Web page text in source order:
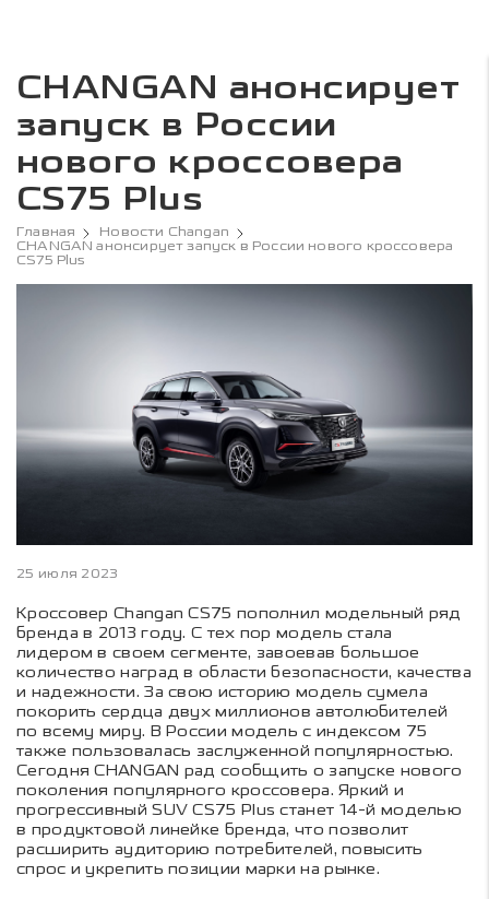
CHANGAN анонсирует
запуск в России
нового кроссовера
CS75 Plus
Главная
Новости Changan
CHANGAN анонсирует запуск в России нового кроссовера
CS75 Plus
25 июля 2023
Кроссовер Changan CS75 пополнил модельный ряд
бренда в 2013 году. С тех пор модель стала
лидером в своем сегменте, завоевав большое
количество наград в области безопасности, качества
и надежности. За свою историю модель сумела
покорить сердца двух миллионов автолюбителей
по всему миру. В России модель с индексом 75
также пользовалась заслуженной популярностью.
Сегодня CHANGAN рад сообщить о запуске нового
поколения популярного кроссовера. Яркий и
прогрессивный SUV CS75 Plus станет 14-й моделью
в продуктовой линейке бренда, что позволит
расширить аудиторию потребителей, повысить
спрос и укрепить позиции марки на рынке.